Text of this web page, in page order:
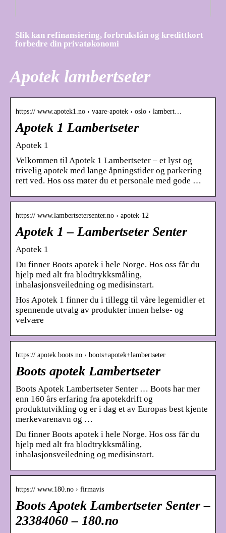
Slik kan refinansiering, forbrukslån og kredittkort
forbedre din privatøkonomi
Apotek lambertseter
https:// www.apotek1.no › vaare-apotek › oslo › lambert…
Apotek 1 Lambertseter
Apotek 1
Velkommen til Apotek 1 Lambertseter – et lyst og
trivelig apotek med lange åpningstider og parkering
rett ved. Hos oss møter du et personale med gode …
https:// www.lambertsetersenter.no › apotek-12
Apotek 1 – Lambertseter Senter
Apotek 1
Du finner Boots apotek i hele Norge. Hos oss får du
hjelp med alt fra blodtrykksmåling,
inhalasjonsveiledning og medisinstart.
Hos Apotek 1 finner du i tillegg til våre legemidler et
spennende utvalg av produkter innen helse- og
velvære
https:// apotek.boots.no › boots+apotek+lambertseter
Boots apotek Lambertseter
Boots Apotek Lambertseter Senter … Boots har mer
enn 160 års erfaring fra apotekdrift og
produktutvikling og er i dag et av Europas best kjente
merkevarenavn og …
Du finner Boots apotek i hele Norge. Hos oss får du
hjelp med alt fra blodtrykksmåling,
inhalasjonsveiledning og medisinstart.
https:// www.180.no › firmavis
Boots Apotek Lambertseter Senter –
23384060 – 180.no